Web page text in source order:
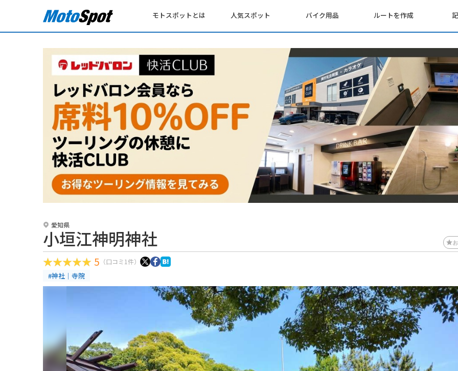
モトスポットとは 人気スポット バイク用品 ルートを作成
愛知県
小垣江神明神社
5 （口コミ1件）
#神社｜寺院